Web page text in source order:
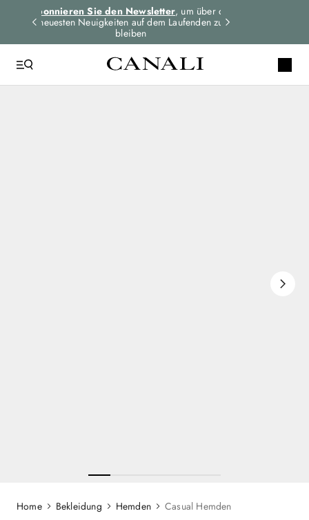
Abonnieren Sie den Newsletter, um über die
neuesten Neuigkeiten auf dem Laufenden zu
bleiben
Bekleidung Hemden Casual Hemden